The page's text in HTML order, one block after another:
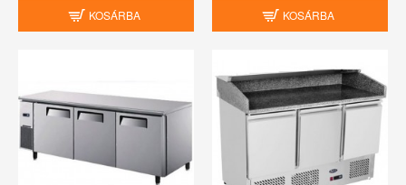
KOSÁRBA KOSÁRBA